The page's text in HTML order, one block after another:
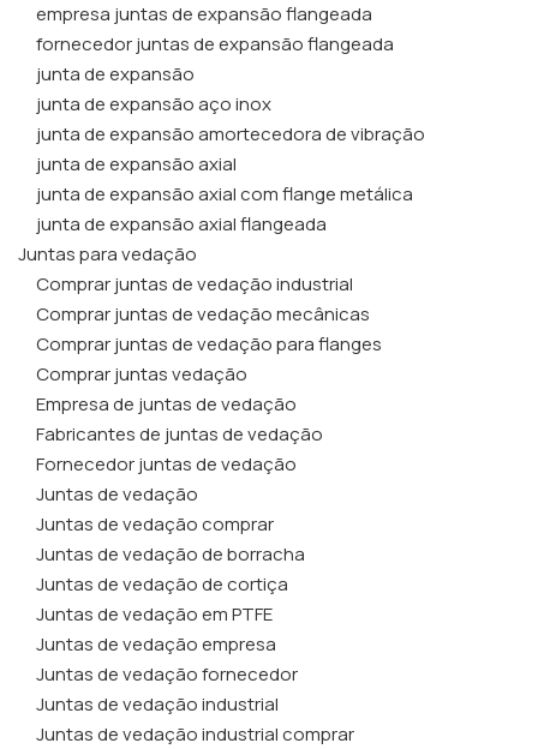
empresa juntas de expansão flangeada
fornecedor juntas de expansão flangeada
junta de expansão
junta de expansão aço inox
junta de expansão amortecedora de vibração
junta de expansão axial
junta de expansão axial com flange metálica
junta de expansão axial flangeada
Juntas para vedação
Comprar juntas de vedação industrial
Comprar juntas de vedação mecânicas
Comprar juntas de vedação para flanges
Comprar juntas vedação
Empresa de juntas de vedação
Fabricantes de juntas de vedação
Fornecedor juntas de vedação
Juntas de vedação
Juntas de vedação comprar
Juntas de vedação de borracha
Juntas de vedação de cortiça
Juntas de vedação em PTFE
Juntas de vedação empresa
Juntas de vedação fornecedor
Juntas de vedação industrial
Juntas de vedação industrial comprar